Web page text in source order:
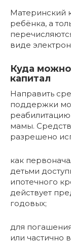
Материнский
ребёнка, а
виде
Куда
капитал
Направить
поддержки
мамы.
разрешено
как
детьми
ипотечного
действует
годовых;
для
или частично